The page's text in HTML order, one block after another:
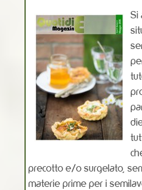
Si
precotto e/o surgelato,
materie prime per i